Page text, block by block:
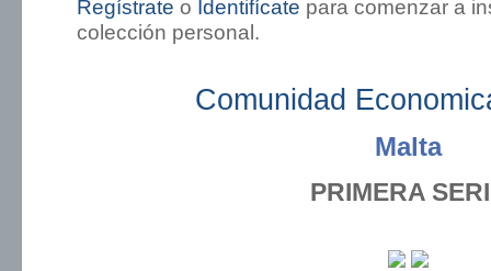
Regístrate o Identifícate para comenzar a
colección personal.
Comunidad
Malta
PRIMERA